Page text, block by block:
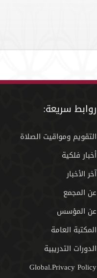
روابط سريعة:
التقويم ومواقيت الصلاة
أخبار فلكية
آخر الأخبار
عن المجمع
عن المؤسس
المكتبة العامة
الدورات التدريبية
Global.Privacy Policy